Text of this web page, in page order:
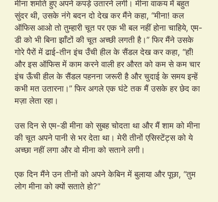
मीना शर्माते हुए अपने कपड़े उतारने लगी। मीना वाकय में बहुत
सुंदर थी, उसके नंगे बदन दो देख कर मैंने कहा, “मीना! कल
ऑफिस आओ तो तुम्हारी चूत पर एक भी बल नहीं होना चाहिये, एम-
डी को भी बिना झाँटों की चूत अच्छी लगती है।” फिर मैंने उसके
गोरे पैरों में ढाई-तीन इंच उँची हील के सैंडल देख कर कहा, “हाँ!
और इस ऑफिस में काम करने वाली हर औरत को कम से कम चार
इंच ऊँची हील के सैंडल पहनना जरूरी है और चुदाई के समय इन्हें
कभी मत उतारना।” फिर अगले एक घंटे तक मैं उसके हर छेद का
मज़ा लेता रहा।
उस दिन से एम-डी मीना को सुबह चोदता था और मैं शाम को मीना
की चूत अपने पानी से भर देता था। मेरी तीनों एसिस्टेंट्स को ये
अच्छा नहीं लगा और वो मीना को सताने लगी।
एक दिन मैंने उन तीनों को अपने केबिन में बुलाया और पूछा, “तुम
लोग मीना को क्यों सताते हो?”